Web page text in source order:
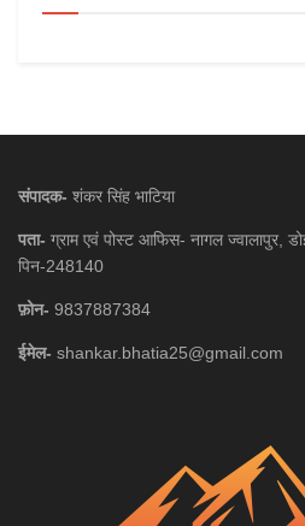
संपादक- शंकर सिंह भाटिया
पता- ग्राम एवं पोस्ट आफिस- नागल ज्वालापुर,
पिन-248140
फ़ोन- 9837887384
ईमेल- shankar.bhatia25@gmail.com